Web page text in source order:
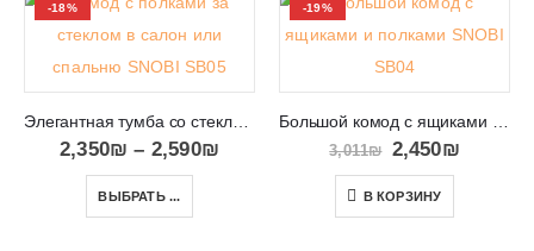
-18%
Элегантная тумба со стеклянными дверцами SNOBI SB05
2,350₪ – 2,590₪
ВЫБРАТЬ ...
-19%
3,011₪ 2,450₪
В КОРЗИНУ